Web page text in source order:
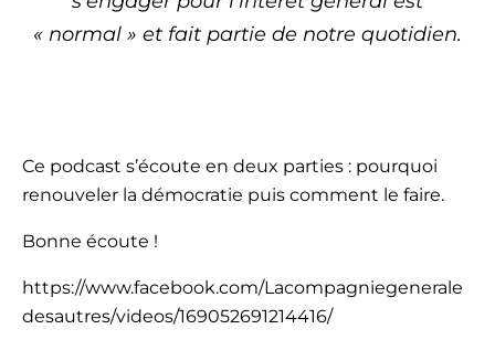
« normal » et fait partie de notre quotidien.
Ce podcast s’écoute en deux parties : pourquoi
renouveler la démocratie puis comment le faire.
Bonne écoute !
https://www.facebook.com/Lacompagniegenerale
desautres/videos/169052691214416/